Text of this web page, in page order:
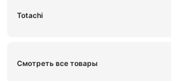
Totachi
Смотреть все товары